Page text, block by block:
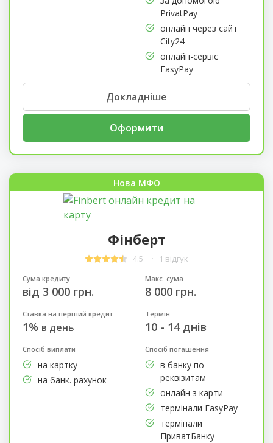
PrivatPay
онлайн через сайт
City24
онлайн-сервіс
EasyPay
Докладніше
Оформити
Нова МФО
Фінберт
4.5 1 відгук
Сума кредиту
від 3 000 грн.
Макс. сума
8 000 грн.
Ставка на перший кредит
1% в день
Термін
10 - 14 днів
Спосіб виплати
на картку
на банк. рахунок
Спосіб погашення
в банку по
реквізитам
онлайн з карти
термінали EasyPay
термінали
ПриватБанку